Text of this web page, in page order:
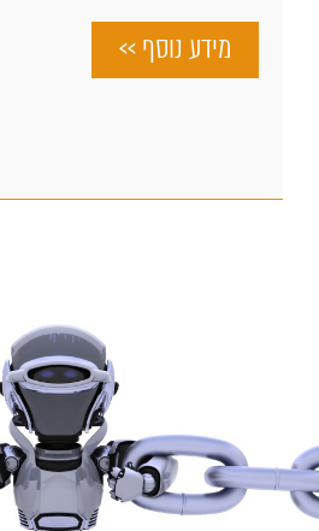
מידע נוסף >>